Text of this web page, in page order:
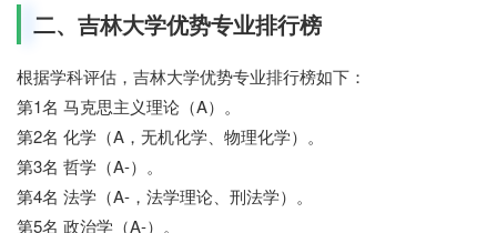
二、吉林大学优势专业排行榜
根据学科评估，吉林大学优势专业排行榜如下：
第1名 马克思主义理论（A）。
第2名 化学（A，无机化学、物理化学）。
第3名 哲学（A-）。
第4名 法学（A-，法学理论、刑法学）。
第5名 政治学（A-）。